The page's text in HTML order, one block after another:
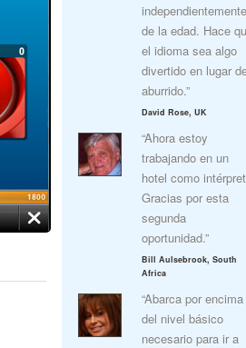
independientemente
de la edad. Hace
el idioma sea algo
divertido en lugar
aburrido.”
David Rose, UK
“Ahora estoy
trabajando en un
hotel como
Gracias por esta
segunda
oportunidad.”
Bill Aulsebrook, South
Africa
“Abarca por encima
del nivel básico
necesario para ir a